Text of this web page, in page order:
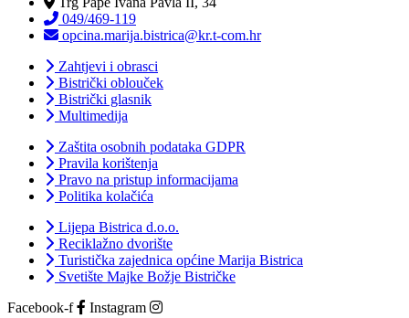
049/469-119
opcina.marija.bistrica@kr.t-com.hr
Zahtjevi i obrasci
Bistrički oblouček
Bistrički glasnik
Multimedija
Zaštita osobnih podataka GDPR
Pravila korištenja
Pravo na pristup informacijama
Politika kolačića
Lijepa Bistrica d.o.o.
Reciklažno dvorište
Turistička zajednica općine Marija Bistrica
Svetište Majke Božje Bistričke
Facebook-f
Instagram